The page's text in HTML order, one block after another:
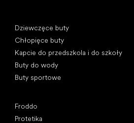
Dziewczęce buty
Chłopięce buty
Kapcie do przedszkola i do szkoły
Buty do wody
Buty sportowe
Froddo
Protetika